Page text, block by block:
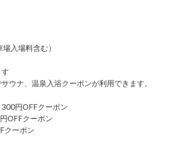
入場料含む）
ウナ、温泉入浴クーポンが利用できます。
円OFFクーポン
OFFクーポン
クーポン